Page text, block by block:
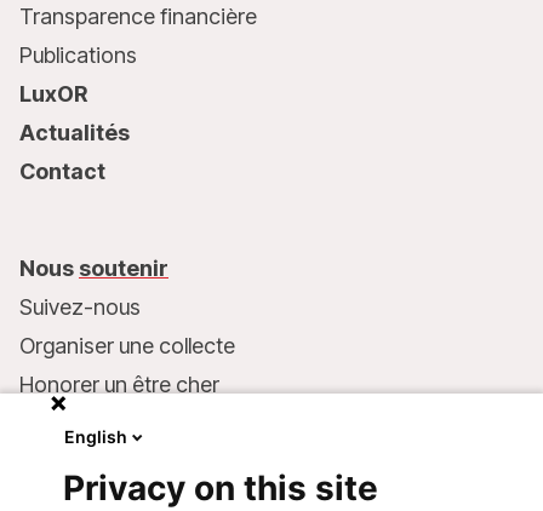
Transparence financière
Publications
LuxOR
Actualités
Contact
Nous soutenir
Suivez-nous
Organiser une collecte
Honorer un être cher
Faire un don
English
Privacy on this site